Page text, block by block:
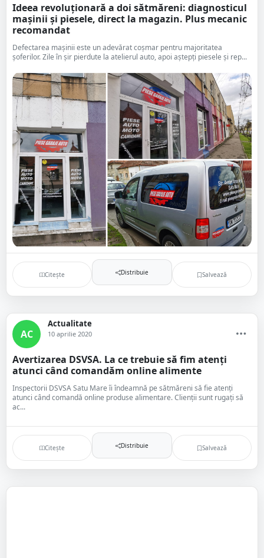
Ideea revoluționară a doi sătmăreni: diagnosticul
mașinii și piesele, direct la magazin. Plus mecanic
recomandat
Defectarea mașinii este un adevărat coșmar pentru majoritatea
șoferilor. Zile în șir pierdute la atelierul auto, apoi aștepți piesele și rep...
Citește Distribuie Salvează
AC
Actualitate
10 aprilie 2020
Avertizarea DSVSA. La ce trebuie să fim atenți
atunci când comandăm online alimente
Inspectorii DSVSA Satu Mare îi îndeamnă pe sătmăreni să fie atenți
atunci când comandă online produse alimentare. Clienții sunt rugați să
ac...
Citește Distribuie Salvează